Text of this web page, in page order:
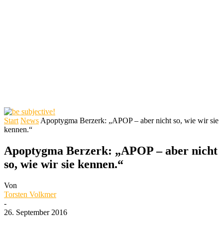
Start News Apoptygma Berzerk: „APOP – aber nicht so, wie wir sie
kennen.“
Apoptygma Berzerk: „APOP – aber nicht
so, wie wir sie kennen.“
Von
Torsten Volkmer
-
26. September 2016